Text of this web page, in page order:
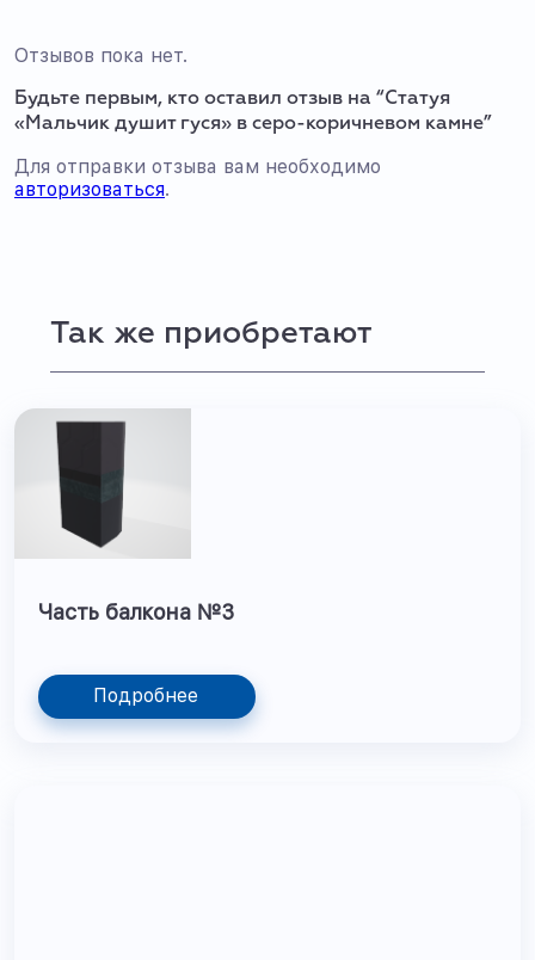
Отзывов пока нет.
Будьте первым, кто оставил отзыв на “Статуя
«Мальчик душит гуся» в серо-коричневом камне”
Для отправки отзыва вам необходимо
авторизоваться.
Так же приобретают
Часть балкона №3
Подробнее